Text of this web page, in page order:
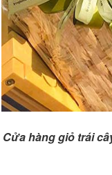
Cửa hàng giỏ trái